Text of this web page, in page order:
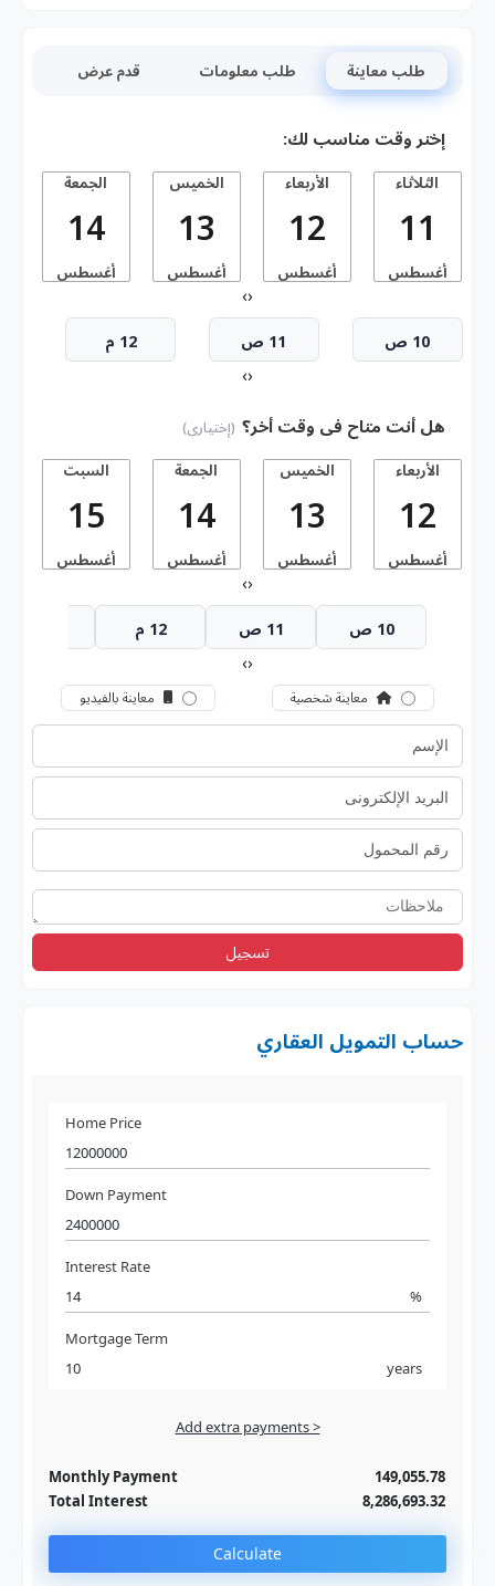
طلب معاينة طلب معلومات قدم عرض
إختر وقت مناسب لك:
الثلاثاء
11
أغسطس
الأربعاء
12
أغسطس
الخميس
13
أغسطس
الجمعة
14
أغسطس
‹
›
10 ص 11 ص 12 م
‹
›
هل أنت متاح فى وقت أخر؟ (إختيارى)
الأربعاء
12
أغسطس
الخميس
13
أغسطس
الجمعة
14
أغسطس
السبت
15
أغسطس
‹
›
10 ص 11 ص 12 م
‹
›
معاينة شخصية معاينة بالفيديو
تسجيل
حساب التمويل العقاري
Home Price
Down Payment
Interest Rate
%
Mortgage Term
years
Add extra payments >
Monthly Payment
149,055.78
Total Interest
8,286,693.32
Calculate